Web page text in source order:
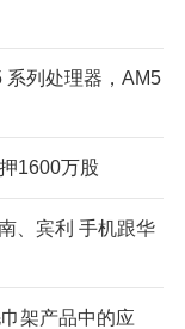
系列处理器，AM5
1600万股
、宾利 手机跟华
架产品中的应